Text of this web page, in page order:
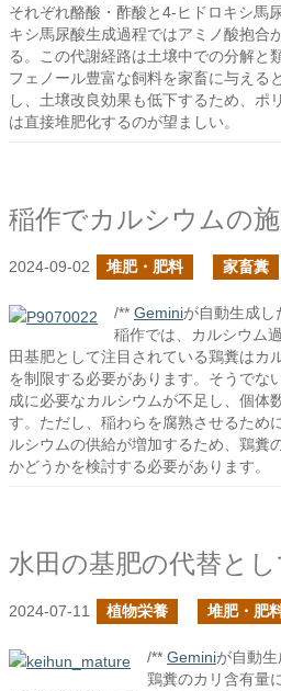
それぞれ酪酸・酢酸と4-ヒドロキシ馬
キシ馬尿酸生成過程ではアミノ酸抱合
る。この代謝経路は土壌中での分解と
フェノール豊富な飼料を家畜に与える
し、土壌改良効果も低下するため、ポ
は直接堆肥化するのが望ましい。
2024-09-02 堆肥・肥料 家畜糞
/** Geminiが自動生成し
稲作では、カルシウム
田基肥として注目されている鶏糞はカ
を制限する必要があります。そうでな
成に必要なカルシウムが不足し、個体
す。ただし、稲わらを腐熟させるため
ルシウムの供給が増加するため、鶏糞
かどうかを検討する必要があります。
2024-07-11 植物栄養 堆肥・肥
/** Geminiが自動
鶏糞のカリ含有量